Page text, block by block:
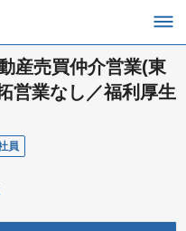
産売買仲介営業(東
業なし／福利厚生
員